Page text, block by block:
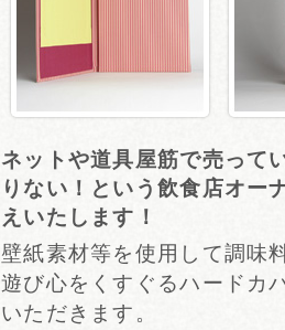
ネットや道具屋筋で売って
りない！という飲食店オー
えいたします！
壁紙素材等を使用して調味
遊び心をくすぐるハードカ
いただきます。